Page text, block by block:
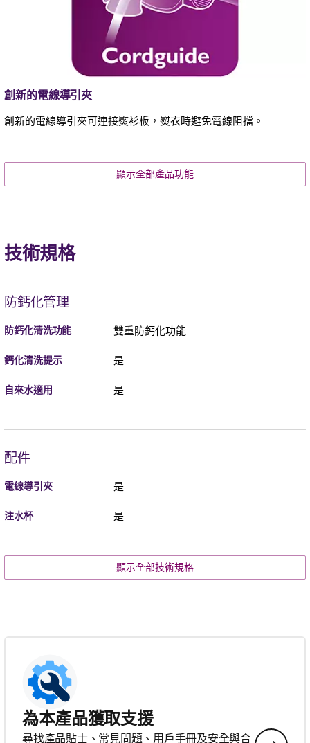
創新的電線導引夾
創新的電線導引夾可連接熨衫板，熨衣時避免電線阻擋。
顯示全部產品功能
技術規格
防鈣化管理
防鈣化清洗功能 雙重防鈣化功能
鈣化清洗提示 是
自來水適用 是
配件
電線導引夾 是
注水杯 是
顯示全部技術規格
為本產品獲取支援
尋找產品貼士、常見問題、用戶手冊及安全與合